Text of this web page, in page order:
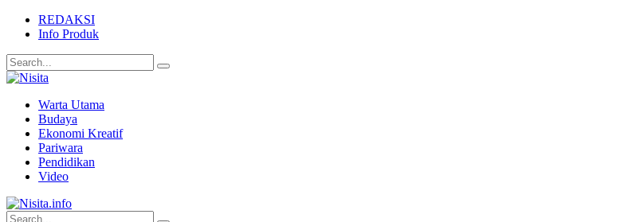
REDAKSI
Info Produk
Warta Utama
Budaya
Ekonomi Kreatif
Pariwara
Pendidikan
Video